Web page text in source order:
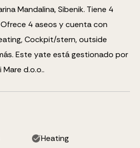
Mandalina, Sibenik. Tiene 4
Ofrece 4 aseos y cuenta con
Cockpit/stern, outside
. Este yate está gestionado por
d.o.o..
Heating